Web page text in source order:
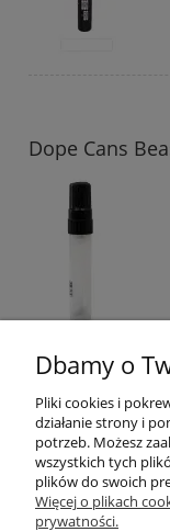
Dope Cans
Dope Cans
Dbamy o
Pliki cookies i
działanie strony i
potrzeb. Możesz
wszystkich tych
plików do swoich
Więcej o plikach
prywatności.